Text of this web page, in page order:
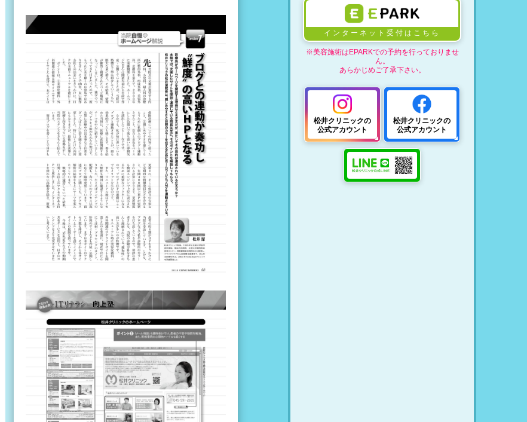
インターネット受付はこちら
※美容施術はEPARKでの予約を行っておりませ
ん。
あらかじめご了承下さい。
松井クリニックの
公式アカウント
松井クリニックの
公式アカウント